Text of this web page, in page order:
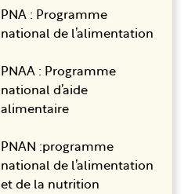
PNA : Programme
national de l’alimentation
PNAA : Programme
national d’aide
alimentaire
PNAN :programme
national de l’alimentation
et de la nutrition